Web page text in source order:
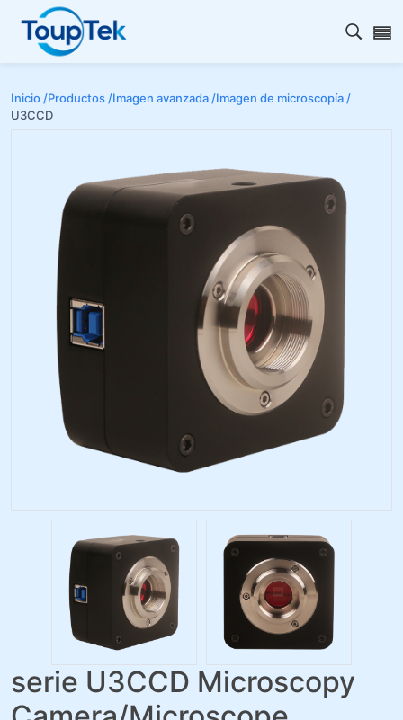
Abrir
Inicio /Productos /Imagen avanzada /Imagen de microscopía /
U3CCD
serie U3CCD Microscopy